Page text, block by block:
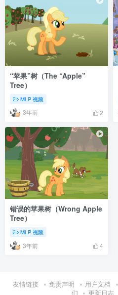
“苹果”树（The “Apple”
Tree）
MLP 视频
3年前 2
错误的苹果树（Wrong Apple
Tree）
MLP 视频
3年前 4
友情链接 免责声明 用户文档
们
更新日志